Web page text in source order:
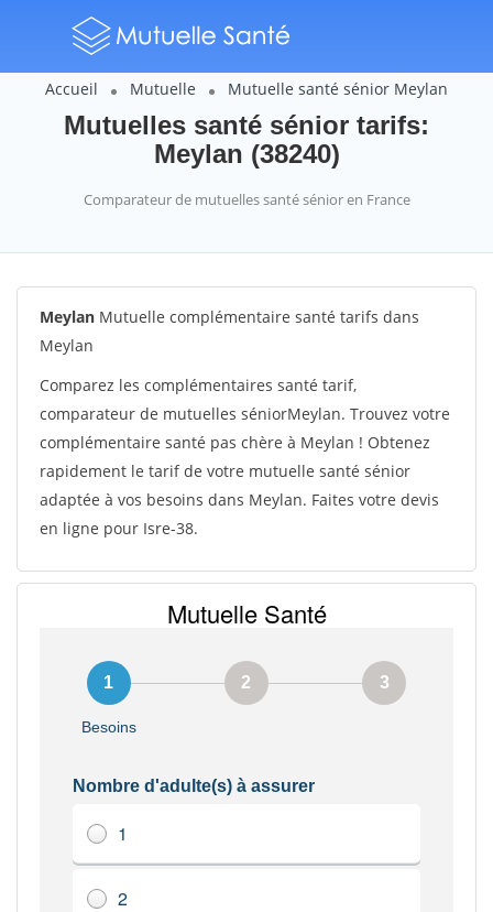
Accueil Mutuelle Mutuelle santé sénior Meylan
Mutuelles santé sénior tarifs:
Meylan (38240)
Comparateur de mutuelles santé sénior en France
Meylan Mutuelle complémentaire santé tarifs dans
Meylan
Comparez les complémentaires santé tarif,
comparateur de mutuelles séniorMeylan. Trouvez votre
complémentaire santé pas chère à Meylan ! Obtenez
rapidement le tarif de votre mutuelle santé sénior
adaptée à vos besoins dans Meylan. Faites votre devis
en ligne pour Isre-38.